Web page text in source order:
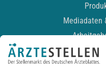
Mediadaten